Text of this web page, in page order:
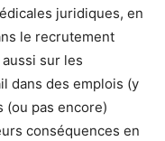
juridiques, en
le recrutement
sur les
dans des emplois (y
(ou pas encore)
conséquences en